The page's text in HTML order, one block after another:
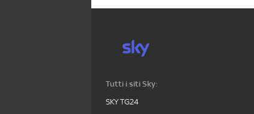
Tutti i siti Sky:
SKY TG24